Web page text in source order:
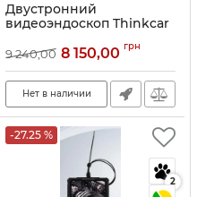
Двустронний
видеоэндоскоп Thinkcar
Артикул:10212
9 240,00 8 150,00 грн
Нет в наличии
-27.25 %
2